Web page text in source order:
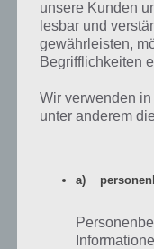
Nun siehst du oben
Darunter steht der
Dorfleben Küste
Email und SMS zur
Die einfachste
auch gleich kopieren.
So schnell kannst du
unsere Kunden
lesbar und
gewährleisten,
Begrifflichkeiten
Wir verwenden
unter anderem
a)